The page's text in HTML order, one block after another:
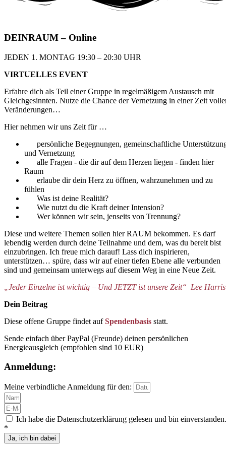
DEINRAUM– Online
JEDEN 1. MONTAG 19:30 – 20:30 UHR​
VIRTUELLES EVENT
Erfahre dich als Teil einer Gruppe in regelmäßigem Austausch mit
Gleichgesinnten. Nutze die Chance der Vernetzung in einer Zeit
Veränderungen…
Hier nehmen wir uns Zeit für …
persönliche Begegnungen, gemeinschaftliche
und Vernetzung
alle Fragen - die dir auf dem Herzen liegen - finden hier
Raum
erlaube dir dein Herz zu öffnen, wahrzunehmen und zu
fühlen
Was ist deine Realität?
Wie nutzt du die Kraft deiner Intension?
Wer können wir sein, jenseits von Trennung?
Diese und weitere Themen sollen hier RAUM bekommen. Es darf
lebendig werden durch deine Teilnahme und dem, was du bereit bist
einzubringen. Ich freue mich darauf! Lass dich inspirieren,
unterstützen… spüre, dass wir auf einer tiefen Ebene alle verbunden
sind und gemeinsam unterwegs auf diesem Weg in eine Neue Zeit.
„Jeder Einzelne ist wichtig – Und JETZT ist unsere Zeit“ Lee Harris
Dein Beitrag
Diese offene Gruppe findet aufSpendenbasis statt.
Sende einfach über PayPal (Freunde) deinen persönlichen
Energieausgleich (empfohlen sind 10 EUR)
Anmeldung:
Meine verbindliche Anmeldung für den:
Ich habe die Datenschutzerklärung gelesen und bin einverstanden.
*
Ja, ich bin dabei